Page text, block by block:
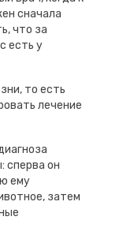
сначала
что за
есть у
то есть
лечение
сперва он
ему
затем